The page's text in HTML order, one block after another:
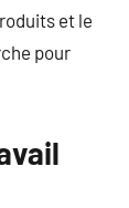
et le
pour